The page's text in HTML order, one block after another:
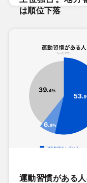
は順位下落
運動習慣がある